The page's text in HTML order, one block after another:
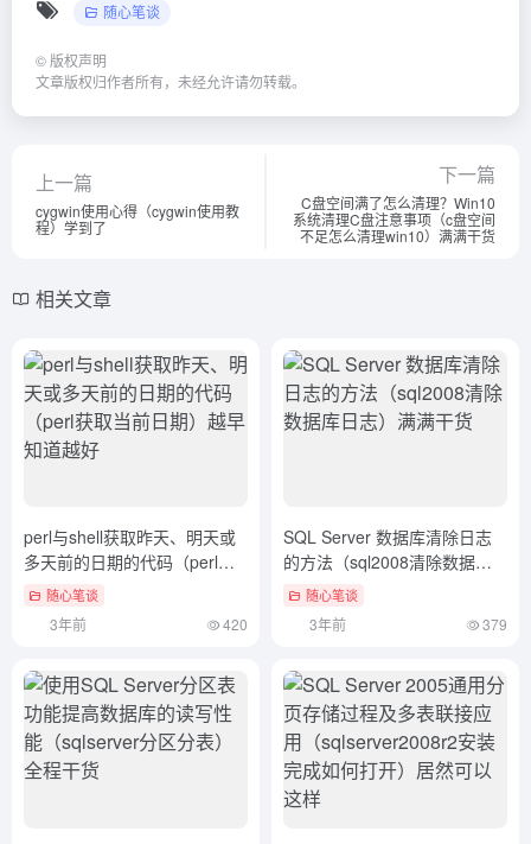
随心笔谈
© 版权声明
文章版权归作者所有，未经允许请勿转载。
上一篇
cygwin使用心得（cygwin使用教
程）学到了
下一篇
C盘空间满了怎么清理？Win10
系统清理C盘注意事项（c盘空间
不足怎么清理win10）满满干货
相关文章
perl与shell获取昨天、明天或
多天前的日期的代码（perl获
取当前日期）越早知道越好
随心笔谈
3年前 420
SQL Server 数据库清除日志
的方法（sql2008清除数据库
日志）满满干货
随心笔谈
3年前 379